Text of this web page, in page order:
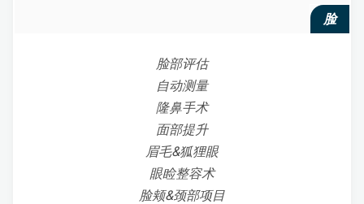
脸
脸部评估
自动测量
隆鼻手术
面部提升
眉毛&狐狸眼
眼睑整容术
脸颊&颈部项目